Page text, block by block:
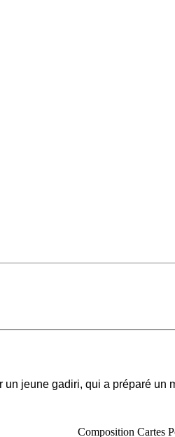
jeune gadiri, qui a préparé un
Composition Cartes